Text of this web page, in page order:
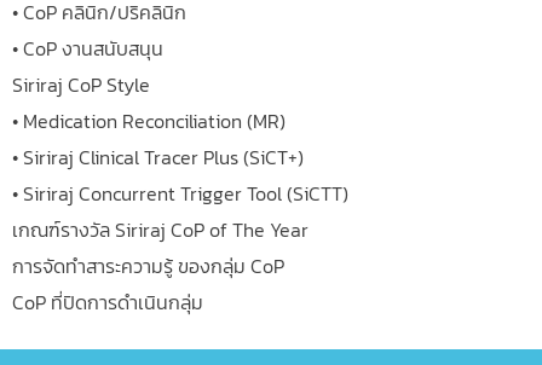
• CoP คลินิก/ปริคลินิก
• CoP งานสนับสนุน
Siriraj CoP Style
• Medication Reconciliation (MR)
• Siriraj Clinical Tracer Plus (SiCT+)
• Siriraj Concurrent Trigger Tool (SiCTT)
เกณฑ์รางวัล Siriraj CoP of The Year
การจัดทำสาระความรู้ ของกลุ่ม CoP
CoP ที่ปิดการดำเนินกลุ่ม